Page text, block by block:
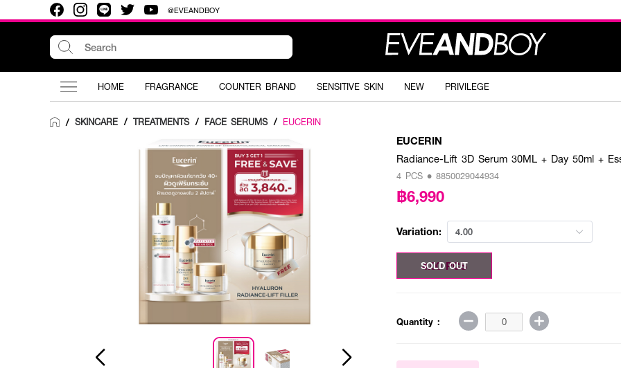
@EVEANDBOY
HOME FRAGRANCE COUNTER BRAND SENSITIVE SKIN NEW PRIVILEGE
/ SKINCARE / TREATMENTS / FACE SERUMS / EUCERIN
EUCERIN
Radiance-Lift 3D Serum 30ML + Day 50ml +
4 PCS • 8850029044934
฿6,990
Variation: 4.00
4.00 PCS
SOLD OUT
Quantity :